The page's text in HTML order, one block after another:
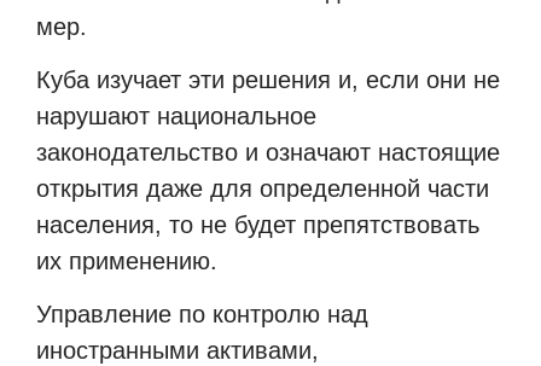
мер.
Куба изучает эти решения и, если они не
нарушают национальное
законодательство и означают настоящие
открытия даже для определенной части
населения, то не будет препятствовать
их применению.
Управление по контролю над
иностранными активами,